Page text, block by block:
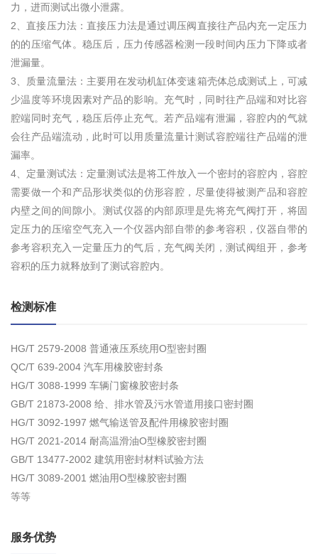
力，进而测试出微小泄露。
2、直接压力法：直接压力法是通过调压阀直接往产品内充一定压力
的的压缩气体。稳压后，压力传感器检测一段时间内压力下降或者
泄漏量。
3、质量流量法：主要用在发动机缸体变速箱壳体总成测试上，可减
少温度等环境因素对产品的影响。充气时，同时往产品端和对比容
腔端同时充气，稳压后停止充气。若产品端有泄漏，容腔内的气就
会往产品端流动，此时可以用质量流量计测试容腔端往产品端的泄
漏率。
4、定量测试法：定量测试法是将工件放入一个密封的容腔内，容腔
需要做一个和产品形状类似的仿形容腔，尽量使得被测产品和容腔
内壁之间的间隙小。测试仪器的内部原理是先将充气阀打开，将固
定压力的压缩空气充入一个仪器内部自带的参考容积，仪器自带的
参考容积充入一定量压力的气后，充气阀关闭，测试阀组开，参考
容积的压力就释放到了测试容腔内。
检测标准
HG/T 2579-2008 普通液压系统用O型密封圈
QC/T 639-2004 汽车用橡胶密封条
HG/T 3088-1999 车辆门窗橡胶密封条
GB/T 21873-2008 给、排水管及污水管道用接口密封圈
HG/T 3092-1997 燃气输送管及配件用橡胶密封圈
HG/T 2021-2014 耐高温滑油O型橡胶密封圈
GB/T 13477-2002 建筑用密封材料试验方法
HG/T 3089-2001 燃油用O型橡胶密封圈
等等
服务优势